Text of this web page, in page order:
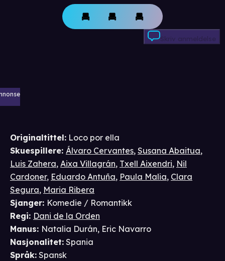
Skriv anmeldelse
Originaltittel: Loco por ella
Skuespillere: Álvaro Cervantes, Susana Abaitua,
Luis Zahera, Aixa Villagrán, Txell Aixendri, Nil
Cardoner, Eduardo Antuña, Paula Malia, Clara
Segura, Maria Ribera
Sjanger: Komedie / Romantikk
Regi: Dani de la Orden
Manus: Natalia Durán, Eric Navarro
Nasjonalitet: Spania
Språk: Spansk